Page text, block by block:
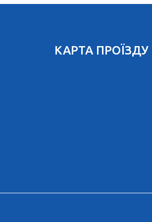
КАРТА ПРОЇЗДУ